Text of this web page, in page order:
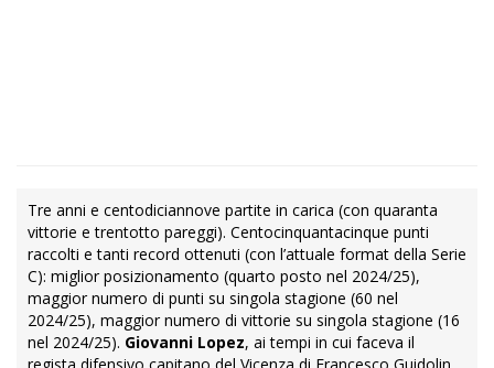
Tre anni e centodiciannove partite in carica (con quaranta
vittorie e trentotto pareggi). Centocinquantacinque punti
raccolti e tanti record ottenuti (con l’attuale format della Serie
C): miglior posizionamento (quarto posto nel 2024/25),
maggior numero di punti su singola stagione (60 nel
2024/25), maggior numero di vittorie su singola stagione (16
nel 2024/25). Giovanni Lopez, ai tempi in cui faceva il